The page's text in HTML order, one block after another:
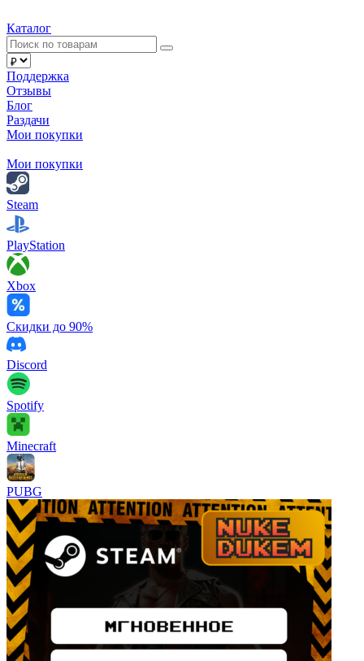
Каталог
Поддержка
Отзывы
Блог
Раздачи
Мои покупки
Мои покупки
Steam
PlayStation
Xbox
Скидки до 90%
Discord
Spotify
Minecraft
PUBG